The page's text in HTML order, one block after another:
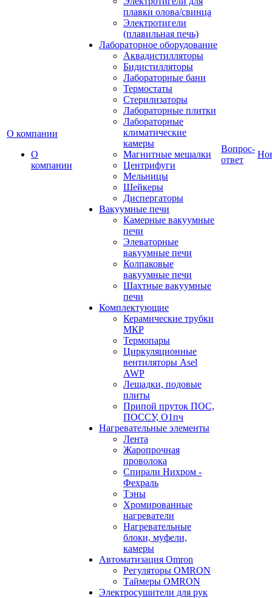
О компании
О
компании
плавки олова/свинца
Электротигели
(плавильная печь)
Лабораторное оборудование
Аквадистилляторы
Бидистилляторы
Лабораторные бани
Термостаты
Стерилизаторы
Лабораторные плитки
Лабораторные
климатические
камеры
Магнитные мешалки
Центрифуги
Мельницы
Шейкеры
Диспергаторы
Вакуумные печи
Камерные вакуумные
печи
Элеваторные
вакуумные печи
Колпаковые
вакуумные печи
Шахтные вакуумные
печи
Комплектующие
Керамические трубки
МКР
Термопары
Циркуляционные
вентиляторы Asel
AWP
Лещадки, подовые
плиты
Припой пруток ПОС,
ПОССУ, О1пч
Нагревательные элементы
Лента
Жаропрочная
проволока
Спирали Нихром -
Фехраль
Тэны
Хромированные
нагреватели
Нагревательные
блоки, муфели,
камеры
Автоматизация Omron
Регуляторы OMRON
Таймеры OMRON
Электросушители для рук
Вопрос-
ответ